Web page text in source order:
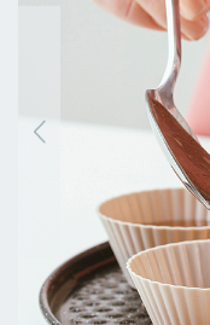
UTENSILI
ORGANIZZAZIONE
DELLA
CUCINA